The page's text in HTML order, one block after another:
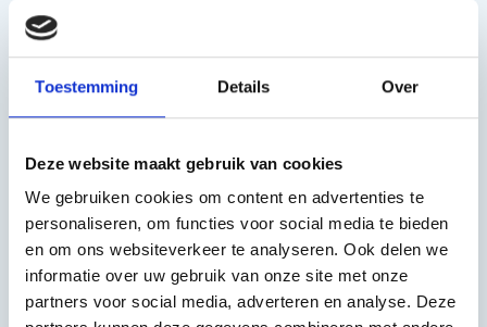
Toestemming Details Over
Deze website maakt gebruik van cookies
We gebruiken cookies om content en advertenties te
personaliseren, om functies voor social media te bieden
en om ons websiteverkeer te analyseren. Ook delen we
informatie over uw gebruik van onze site met onze
partners voor social media, adverteren en analyse. Deze
Filter de vragen
Storing aan mijn installatie Onderhoud
Hoe meld ik een storing?
Wat is een ernstige storing?